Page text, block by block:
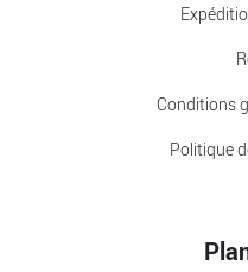
Conditions
Politique